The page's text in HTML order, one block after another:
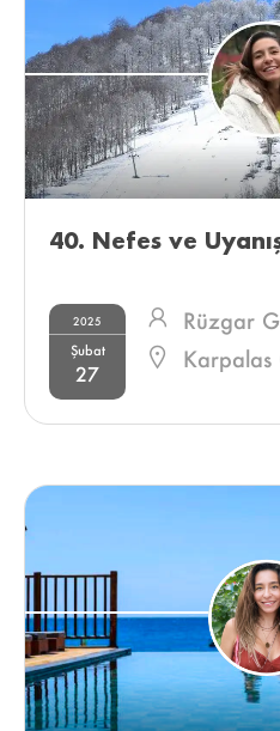
40. Nefes ve
2025
Şubat
27
Rüzgar
Karpalas